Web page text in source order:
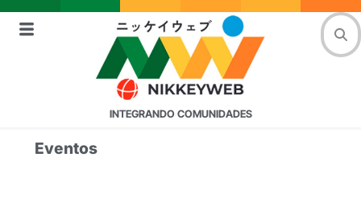
INTEGRANDO COMUNIDADES
Eventos